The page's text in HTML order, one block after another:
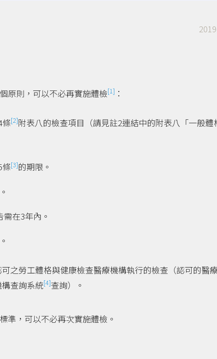
原則，可以不必再實施體檢[1] ：
[2]附表八的檢查項目（請見註2連結中的附表八「一般體
[3]的期限。
在3年內。
之勞工體格與健康檢查醫療機構執行的檢查（認可的醫
查詢系統[4]查詢）。
準，可以不必再次實施體檢。